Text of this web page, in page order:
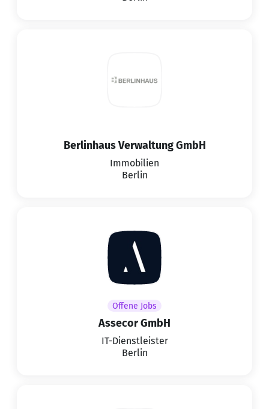
Berlinhaus Verwaltung GmbH
Immobilien
Berlin
Offene Jobs
Assecor GmbH
IT-Dienstleister
Berlin